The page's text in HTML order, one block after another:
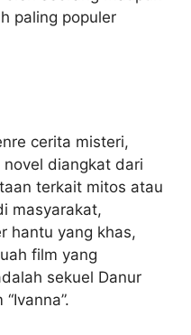
paling populer
cerita misteri,
diangkat dari
terkait mitos atau
masyarakat,
hantu yang khas,
film yang
sekuel Danur